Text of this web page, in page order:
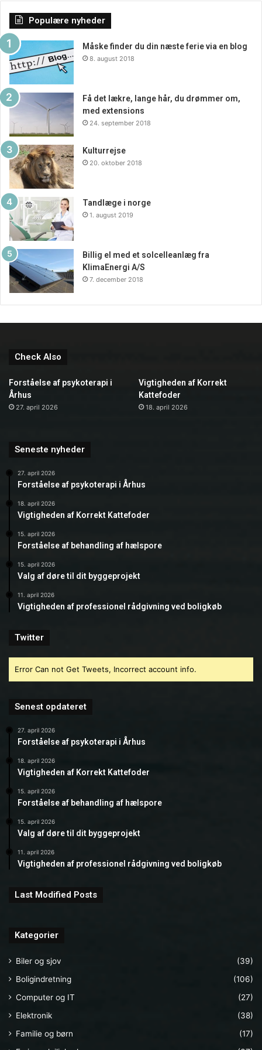
Populære nyheder
Måske finder du din næste ferie via en blog
8. august 2018
Få det lækre, lange hår, du drømmer om,
med extensions
24. september 2018
Kulturrejse
20. oktober 2018
Tandlæge i norge
1. august 2019
Billig el med et solcelleanlæg fra
KlimaEnergi A/S
7. december 2018
Check Also
Forståelse af psykoterapi i
Århus
27. april 2026
Vigtigheden af Korrekt
Kattefoder
18. april 2026
Seneste nyheder
27. april 2026
Forståelse af psykoterapi i Århus
18. april 2026
Vigtigheden af Korrekt Kattefoder
15. april 2026
Forståelse af behandling af hælspore
15. april 2026
Valg af døre til dit byggeprojekt
11. april 2026
Vigtigheden af professionel rådgivning ved boligkøb
Twitter
Error Can not Get Tweets, Incorrect account info.
Senest opdateret
27. april 2026
Forståelse af psykoterapi i Århus
18. april 2026
Vigtigheden af Korrekt Kattefoder
15. april 2026
Forståelse af behandling af hælspore
15. april 2026
Valg af døre til dit byggeprojekt
11. april 2026
Vigtigheden af professionel rådgivning ved boligkøb
Last Modified Posts
Kategorier
Biler og sjov
(39)
Boligindretning
(106)
Computer og IT
(27)
Elektronik
(38)
Familie og børn
(17)